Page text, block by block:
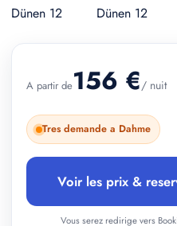
A partir de156 €/ nuit
Tres demande a Dahme
Voir les prix &
Vous serez redirige vers